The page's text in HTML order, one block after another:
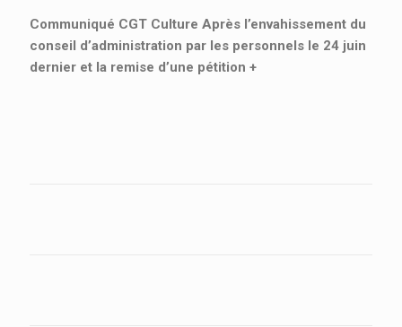
Communiqué CGT Culture Après l’envahissement du
conseil d’administration par les personnels le 24 juin
dernier et la remise d’une pétition +